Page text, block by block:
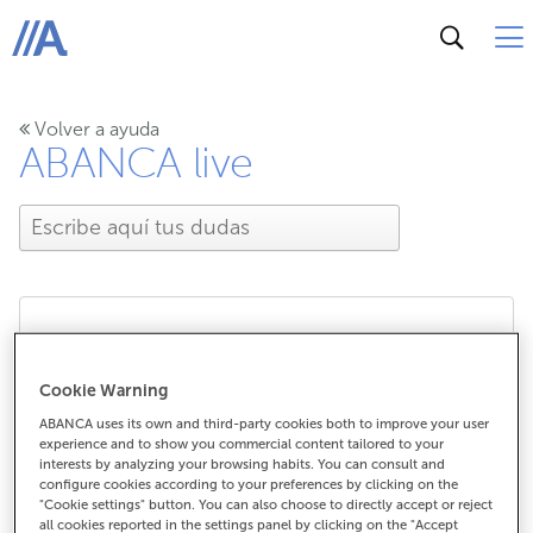
ABANCA
Volver a ayuda
ABANCA live
ventajas de ABANCA live
Cultura?
Cookie Warning
ABANCA uses its own and third-party cookies both to improve your user
experience and to show you commercial content tailored to your
interests by analyzing your browsing habits. You can consult and
configure cookies according to your preferences by clicking on the
"Cookie settings" button. You can also choose to directly accept or reject
all cookies reported in the settings panel by clicking on the "Accept